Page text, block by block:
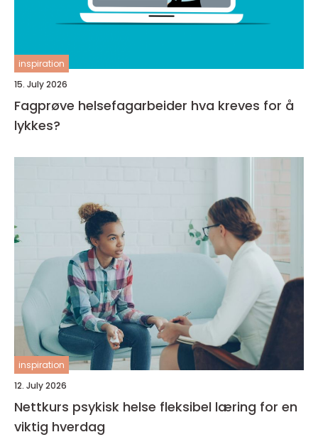
inspiration
15. July 2026
Fagprøve helsefagarbeider hva kreves for å
lykkes?
inspiration
12. July 2026
Nettkurs psykisk helse fleksibel læring for en
viktig hverdag